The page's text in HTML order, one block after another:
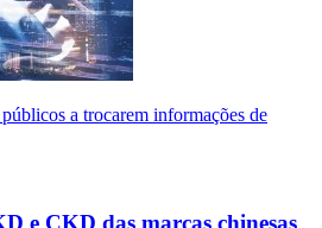
a trocarem informações de
e CKD das marcas chinesas